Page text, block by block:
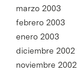
marzo 2003
febrero 2003
enero 2003
diciembre 2002
noviembre 2002